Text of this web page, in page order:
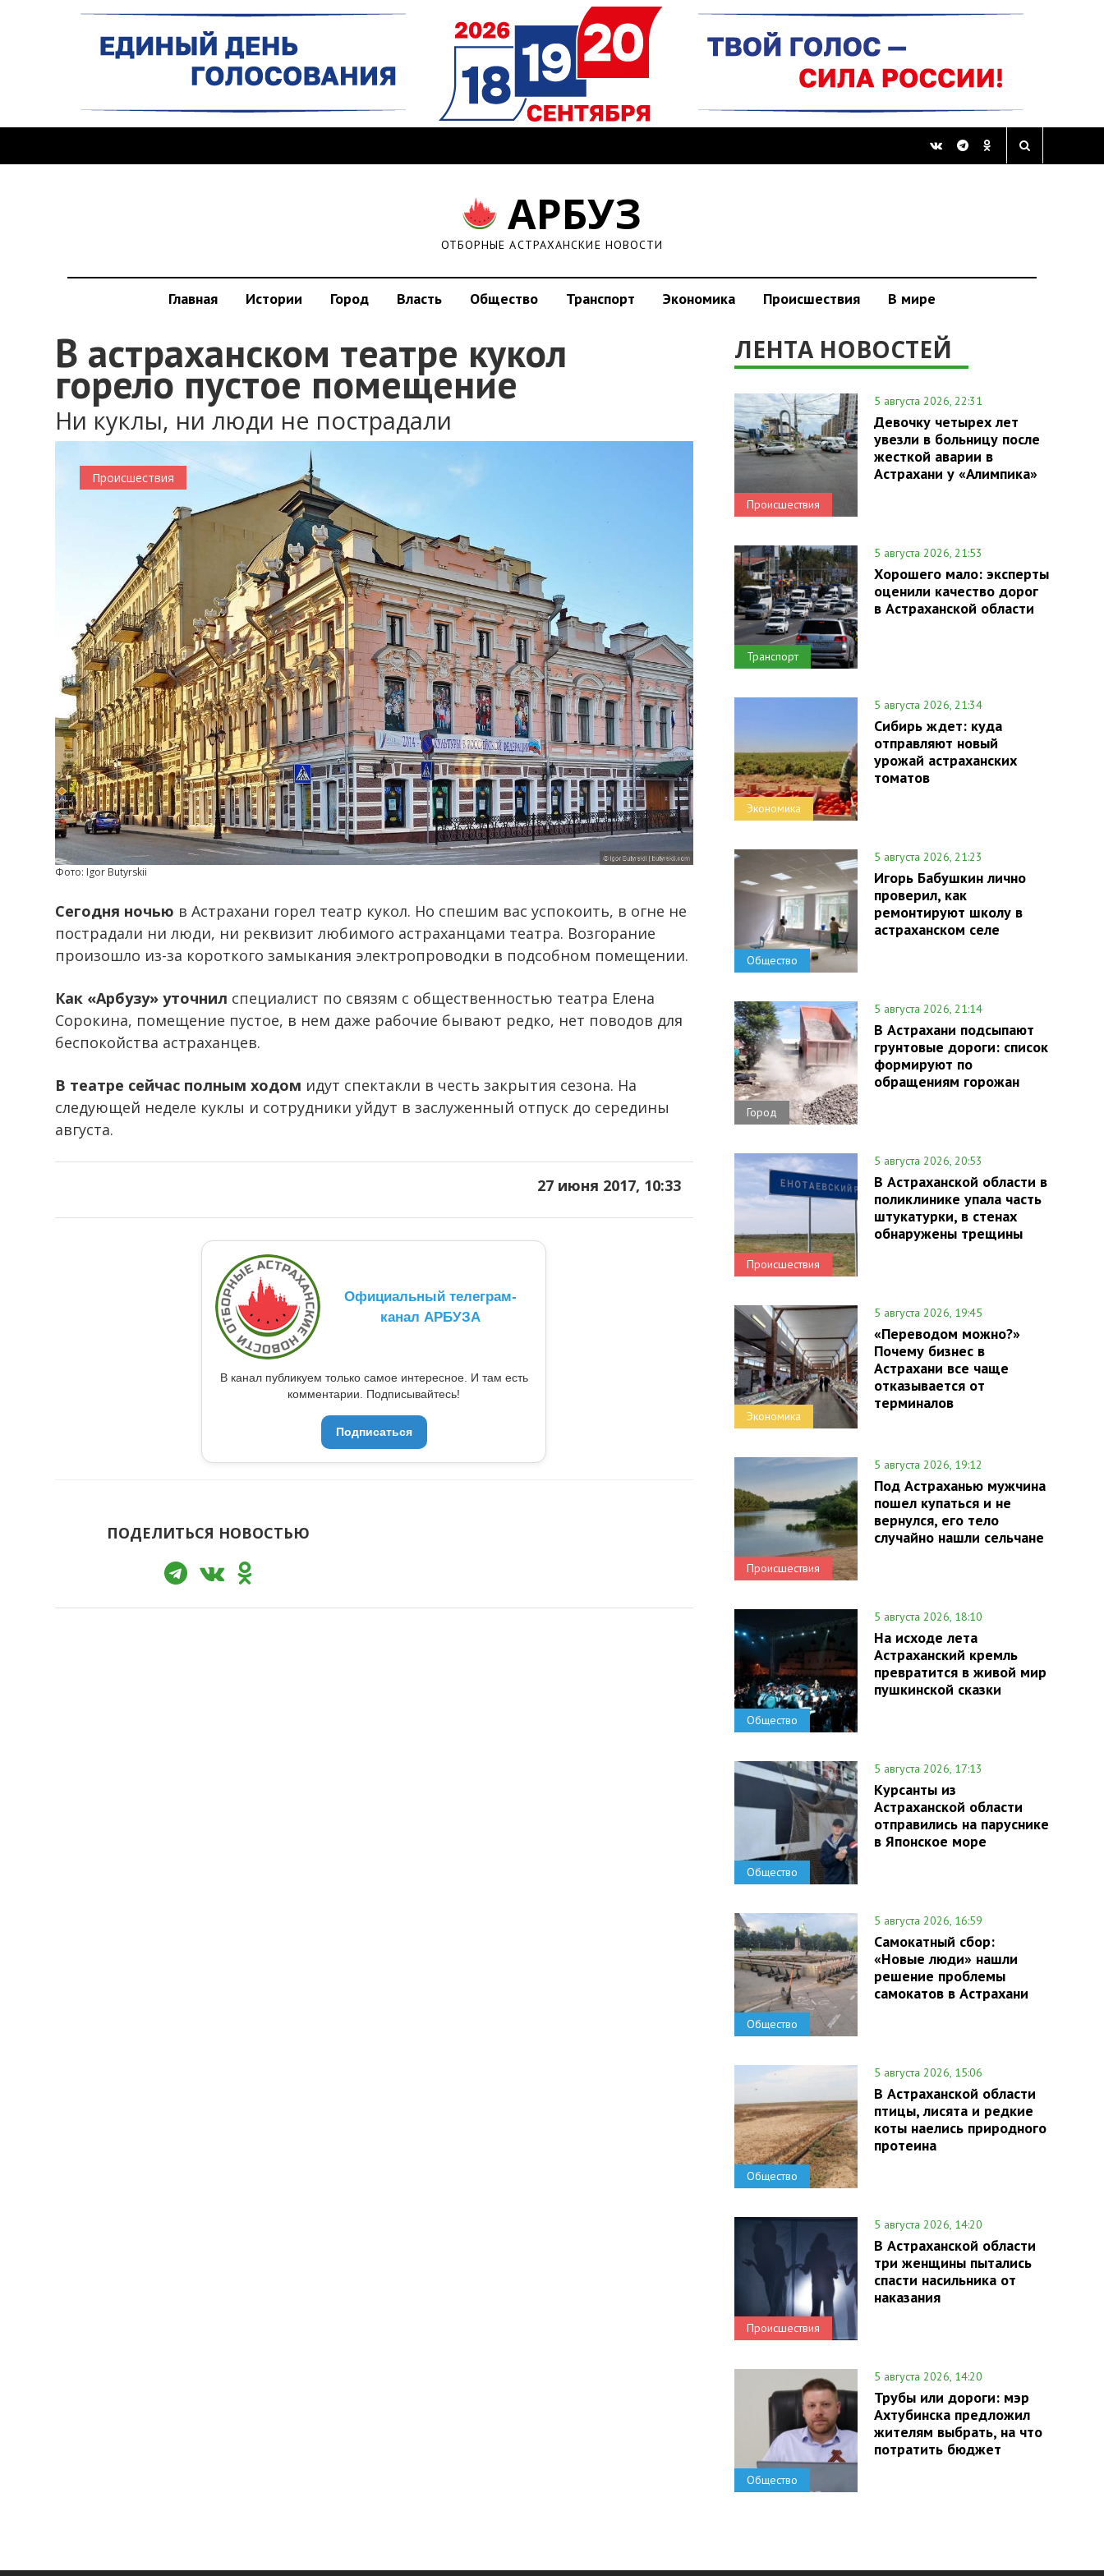
АРБУЗ
ОТБОРНЫЕ АСТРАХАНСКИЕ НОВОСТИ
Главная Истории Город Власть Общество Транспорт Экономика Происшествия В мире
В астраханском театре кукол
горело пустое помещение
Ни куклы, ни люди не пострадали
Происшествия
Фото: Igor Butyrskii
Сегодня ночью в Астрахани горел театр кукол. Но спешим вас успокоить, в огне не
пострадали ни люди, ни реквизит любимого астраханцами театра. Возгорание
произошло из-за короткого замыкания электропроводки в подсобном помещении.
Как «Арбузу» уточнил специалист по связям с общественностью театра Елена
Сорокина, помещение пустое, в нем даже рабочие бывают редко, нет поводов для
беспокойства астраханцев.
В театре сейчас полным ходом идут спектакли в честь закрытия сезона. На
следующей неделе куклы и сотрудники уйдут в заслуженный отпуск до середины
августа.
27 июня 2017, 10:33
Официальный телеграм-
канал АРБУЗА
В канал публикуем только самое интересное. И там есть
комментарии. Подписывайтесь!
Подписаться
ПОДЕЛИТЬСЯ НОВОСТЬЮ
ЛЕНТА НОВОСТЕЙ
Происшествия
5 августа 2026, 22:31
Девочку четырех лет
увезли в больницу после
жесткой аварии в
Астрахани у «Алимпика»
Транспорт
5 августа 2026, 21:53
Хорошего мало: эксперты
оценили качество дорог
в Астраханской области
Экономика
5 августа 2026, 21:34
Сибирь ждет: куда
отправляют новый
урожай астраханских
томатов
Общество
5 августа 2026, 21:23
Игорь Бабушкин лично
проверил, как
ремонтируют школу в
астраханском селе
Город
5 августа 2026, 21:14
В Астрахани подсыпают
грунтовые дороги: список
формируют по
обращениям горожан
Происшествия
5 августа 2026, 20:53
В Астраханской области в
поликлинике упала часть
штукатурки, в стенах
обнаружены трещины
Экономика
5 августа 2026, 19:45
«Переводом можно?»
Почему бизнес в
Астрахани все чаще
отказывается от
терминалов
Происшествия
5 августа 2026, 19:12
Под Астраханью мужчина
пошел купаться и не
вернулся, его тело
случайно нашли сельчане
Общество
5 августа 2026, 18:10
На исходе лета
Астраханский кремль
превратится в живой мир
пушкинской сказки
Общество
5 августа 2026, 17:13
Курсанты из
Астраханской области
отправились на паруснике
в Японское море
Общество
5 августа 2026, 16:59
Самокатный сбор:
«Новые люди» нашли
решение проблемы
самокатов в Астрахани
Общество
5 августа 2026, 15:06
В Астраханской области
птицы, лисята и редкие
коты наелись природного
протеина
Происшествия
5 августа 2026, 14:20
В Астраханской области
три женщины пытались
спасти насильника от
наказания
Общество
5 августа 2026, 14:20
Трубы или дороги: мэр
Ахтубинска предложил
жителям выбрать, на что
потратить бюджет